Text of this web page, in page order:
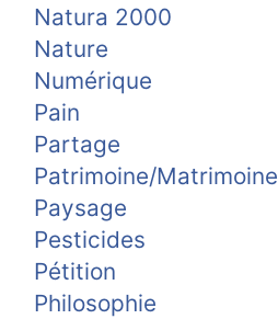
Natura 2000
Nature
Numérique
Pain
Partage
Patrimoine/Matrimoine
Paysage
Pesticides
Pétition
Philosophie